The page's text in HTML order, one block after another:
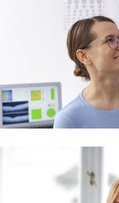
cada individuo aportando
Optometría